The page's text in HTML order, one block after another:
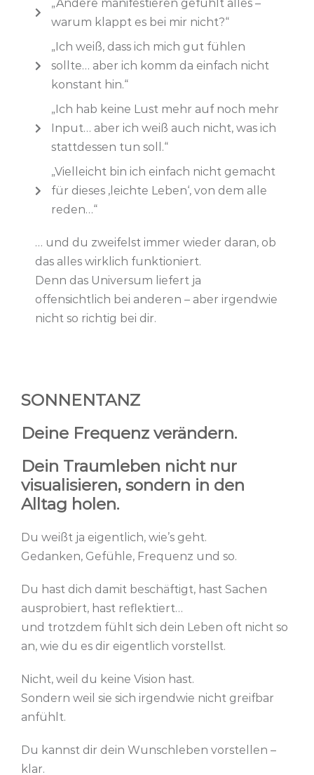
„Andere manifestieren gefühlt alles –
warum klappt es bei mir nicht?“
„Ich weiß, dass ich mich gut fühlen
sollte… aber ich komm da einfach nicht
konstant hin.“
„Ich hab keine Lust mehr auf noch mehr
Input… aber ich weiß auch nicht, was ich
stattdessen tun soll.“
„Vielleicht bin ich einfach nicht gemacht
für dieses ‚leichte Leben‘, von dem alle
reden…“
… und du zweifelst immer wieder daran, ob
das alles wirklich funktioniert.
Denn das Universum liefert ja
offensichtlich bei anderen – aber irgendwie
nicht so richtig bei dir.
SONNENTANZ
Deine Frequenz verändern.
Dein Traumleben nicht nur
visualisieren, sondern in den
Alltag holen.
Du weißt ja eigentlich, wie’s geht.
Gedanken, Gefühle, Frequenz und so.
Du hast dich damit beschäftigt, hast Sachen
ausprobiert, hast reflektiert…
und trotzdem fühlt sich dein Leben oft nicht so
an, wie du es dir eigentlich vorstellst.
Nicht, weil du keine Vision hast.
Sondern weil sie sich irgendwie nicht greifbar
anfühlt.
Du kannst dir dein Wunschleben vorstellen –
klar.